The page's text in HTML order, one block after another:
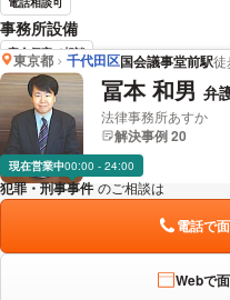
事務所設備
完全個室で相談
佐藤 嘉寅 弁
東京都 千代田区国会議事堂前駅徒
冨本 和男 弁
法律事務所あすか
解決事例 20
現在営業中00:00 - 24:00
犯罪・刑事事件 のご相談は
電話で
Webで